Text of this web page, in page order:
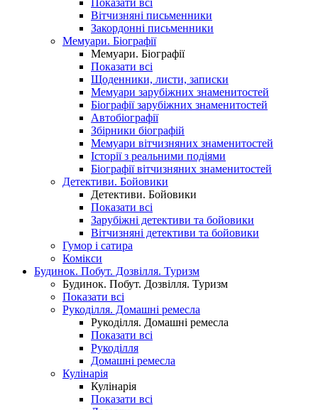
Показати всі
Вітчизняні письменники
Закордонні письменники
Мемуари. Біографії
Мемуари. Біографії
Показати всі
Щоденники, листи, записки
Мемуари зарубіжних знаменитостей
Біографії зарубіжних знаменитостей
Автобіографії
Збірники біографій
Мемуари вітчизняних знаменитостей
Історії з реальними подіями
Біографії вітчизняних знаменитостей
Детективи. Бойовики
Детективи. Бойовики
Показати всі
Зарубіжні детективи та бойовики
Вітчизняні детективи та бойовики
Гумор і сатира
Комікси
Будинок. Побут. Дозвілля. Туризм
Будинок. Побут. Дозвілля. Туризм
Показати всі
Рукоділля. Домашні ремесла
Рукоділля. Домашні ремесла
Показати всі
Рукоділля
Домашні ремесла
Кулінарія
Кулінарія
Показати всі